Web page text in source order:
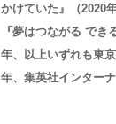
かけていた』（2020
『夢はつながる で
年、以上いずれも東
年、集英社インター